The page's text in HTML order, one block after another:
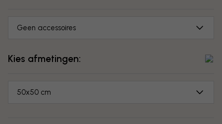
Geen accessoires
Kies afmetingen:
50x50 cm